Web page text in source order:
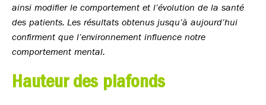
ainsi modifier le comportement et l’évolution de la santé
des patients. Les résultats obtenus jusqu’à aujourd’hui
confirment que l’environnement influence notre
comportement mental.
Hauteur des plafonds